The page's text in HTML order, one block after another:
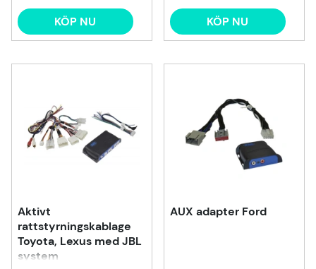
KÖP NU KÖP NU
Aktivt
rattstyrningskablage
Toyota, Lexus med JBL
system
AUX adapter Ford